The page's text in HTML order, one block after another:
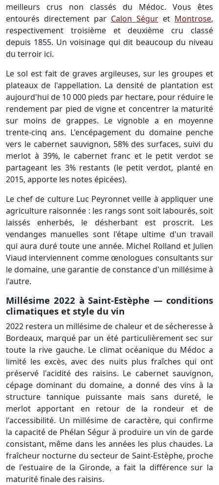
meilleurs crus non classés du Médoc. Vous êtes
entourés directement par Calon Ségur et Montrose,
respectivement troisième et deuxième cru classé
depuis 1855. Un voisinage qui dit beaucoup du niveau
du terroir ici.
Le sol est fait de graves argileuses, sur les groupes et
plateaux de l'appellation. La densité de plantation est
aujourd'hui de 10 000 pieds par hectare, pour réduire le
rendement par pied de vigne et concentrer la maturité
sur moins de grappes. Le vignoble a en moyenne
trente-cinq ans. L'encépagement du domaine penche
vers le cabernet sauvignon, 58% des surfaces, suivi du
merlot à 39%, le cabernet franc et le petit verdot se
partageant les 3% restants (le petit verdot, planté en
2015, apporte les notes épicées).
Le chef de culture Luc Peyronnet veille à appliquer une
agriculture raisonnée : les rangs sont soit labourés, soit
laissés enherbés, le désherbant est proscrit. Les
vendanges manuelles sont l'étape ultime d'un travail
qui aura duré toute une année. Michel Rolland et Julien
Viaud interviennent comme œnologues consultants sur
le domaine, une garantie de constance d'un millésime à
l'autre.
Millésime 2022 à Saint-Estèphe — conditions
climatiques et style du vin
2022 restera un millésime de chaleur et de sécheresse à
Bordeaux, marqué par un été particulièrement sec sur
toute la rive gauche. Le climat océanique du Médoc a
limité les excès, avec des nuits plus fraîches qui ont
préservé l'acidité des raisins. Le cabernet sauvignon,
cépage dominant du domaine, a donné des vins à la
structure tannique puissante mais sans dureté, le
merlot apportant en retour de la rondeur et de
l'accessibilité. Un millésime de caractère, qui confirme
la capacité de Phélan Ségur à produire un vin de garde
consistant, même dans les années les plus chaudes. La
fraîcheur nocturne du secteur de Saint-Estèphe, proche
de l'estuaire de la Gironde, a fait la différence sur la
maturité finale des raisins.